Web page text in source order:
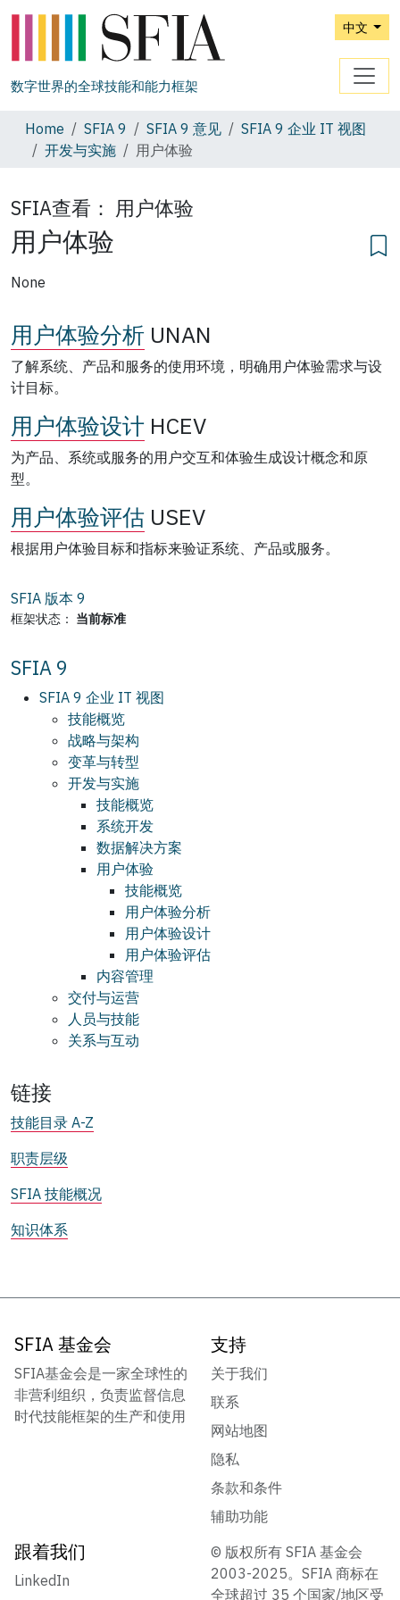
中文
数字世界的全球技能和能力框架
Home SFIA 9 SFIA 9 意见
SFIA 9 企业 IT 视图
开发与实施
用户体验
SFIA查看： 用户体验
用户体验
None
用户体验分析 UNAN
了解系统、产品和服务的使用环境，明确用户体验需求与设
计目标。
用户体验设计 HCEV
为产品、系统或服务的用户交互和体验生成设计概念和原
型。
用户体验评估 USEV
根据用户体验目标和指标来验证系统、产品或服务。
SFIA 版本 9
框架状态： 当前标准
SFIA 9
SFIA 9 企业 IT 视图
技能概览
战略与架构
变革与转型
开发与实施
技能概览
系统开发
数据解决方案
用户体验
技能概览
用户体验分析
用户体验设计
用户体验评估
内容管理
交付与运营
人员与技能
关系与互动
链接
技能目录 A-Z
职责层级
SFIA 技能概况
知识体系
SFIA 基金会
SFIA基金会是一家全球性的
非营利组织，负责监督信息
时代技能框架的生产和使用
支持
关于我们
联系
网站地图
隐私
条款和条件
辅助功能
跟着我们
LinkedIn
© 版权所有 SFIA 基金会
2003-2025。SFIA 商标在
全球超过 35 个国家/地区受